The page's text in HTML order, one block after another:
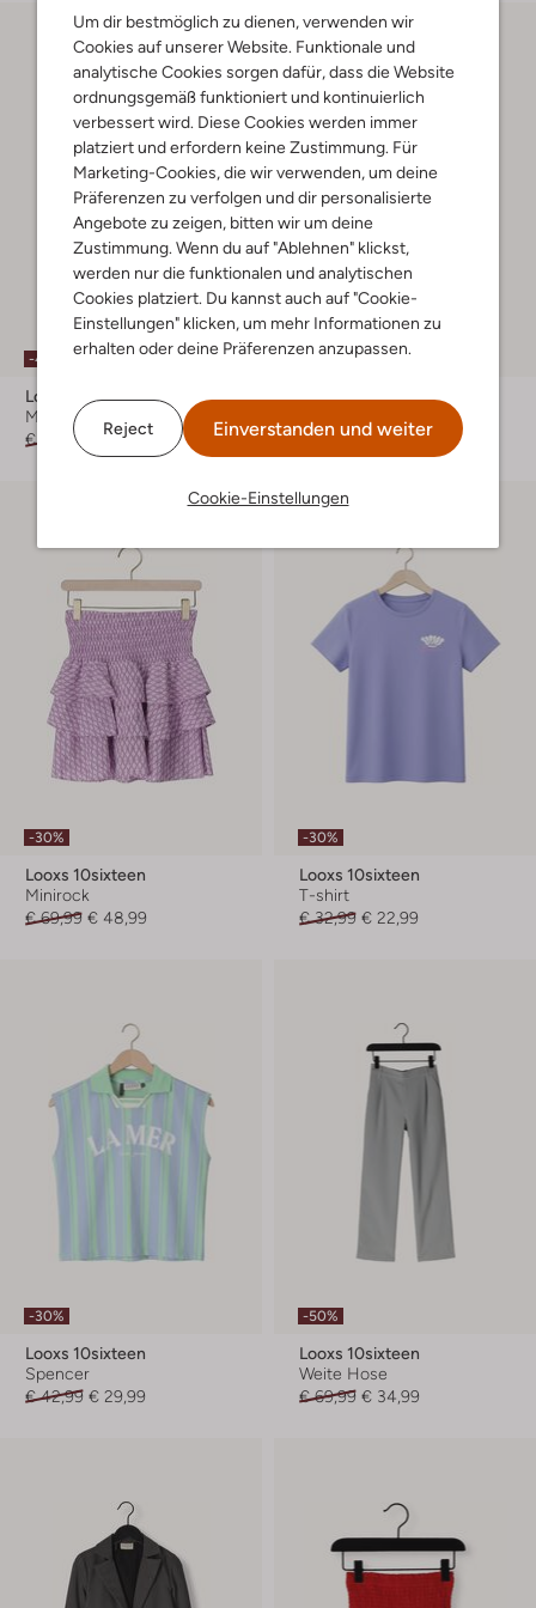
Um dir bestmöglich zu dienen, verwenden wir
Cookies auf unserer Website. Funktionale und
analytische Cookies sorgen dafür, dass die Website
ordnungsgemäß funktioniert und kontinuierlich
verbessert wird. Diese Cookies werden immer
platziert und erfordern keine Zustimmung. Für
Marketing-Cookies, die wir verwenden, um deine
Präferenzen zu verfolgen und dir personalisierte
Angebote zu zeigen, bitten wir um deine
Zustimmung. Wenn du auf "Ablehnen" klickst,
werden nur die funktionalen und analytischen
Cookies platziert. Du kannst auch auf "Cookie-
Einstellungen" klicken, um mehr Informationen zu
erhalten oder deine Präferenzen anzupassen.
Reject Einverstanden und weiter
Cookie-Einstellungen
-40%
Looxs 10sixteen
Minirock
€ 42,99
€ 25,99
-60%
Looxs 10sixteen
Bluse
€ 49,99 € 19,99
-30%
Looxs 10sixteen
Minirock
€ 69,99 € 48,99
-30%
Looxs 10sixteen
T-shirt
€ 32,99 € 22,99
-30%
Looxs 10sixteen
Spencer
€ 42,99 € 29,99
-50%
Looxs 10sixteen
Weite Hose
€ 69,99 € 34,99